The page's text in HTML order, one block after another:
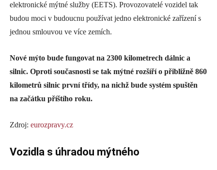
elektronické mýtné služby (EETS). Provozovatelé vozidel tak
budou moci v budoucnu používat jedno elektronické zařízení s
jednou smlouvou ve více zemích.
Nové mýto bude fungovat na 2300 kilometrech dálnic a
silnic. Oproti současnosti se tak mýtné rozšíří o přibližně 860
kilometrů silnic první třídy, na nichž bude systém spuštěn
na začátku příštího roku.
Zdroj: eurozpravy.cz
Vozidla s úhradou mýtného